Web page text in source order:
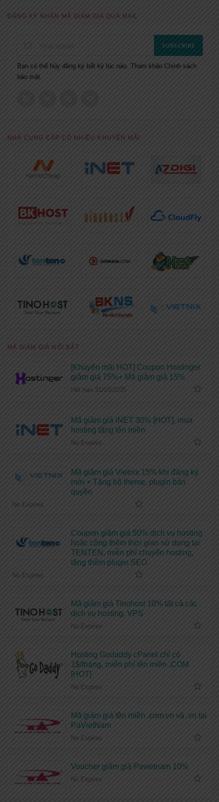
ĐĂNG KÝ NHẬN MÃ GIẢM GIÁ QUA MAIL
SUBSCRIBE
Bạn có thể hủy đăng ký bất kỳ lúc nào. Tham khảo Chính sách
bảo mật.
NHÀ CUNG CẤP CÓ NHIỀU KHUYẾN MÃI
MÃ GIẢM GIÁ NỔI BẬT
[Khuyến mãi HOT] Coupon Hostinger
giảm giá 75%+ Mã giảm giá 15%
Hết hạn 31/03/2035
Mã giảm giá iNET 30% [HOT], mua
hosting tặng tên miền
No Expires
Mã giảm giá Vietnix 15% khi đăng ký
mới + Tặng bộ theme, plugin bản
quyền
No Expires
Coupon giảm giá 50% dịch vụ hosting
hoặc cộng thêm thời gian sử dụng tại
TENTEN, miễn phí chuyển hosting,
tặng thêm plugin SEO
No Expires
Mã giảm giá Tinohost 10% tất cả các
dịch vụ hosting, VPS
No Expires
Hosting Godaddy cPanel chỉ có
1$/tháng, miễn phí tên miền .COM
[HOT]
No Expires
Mã giảm giá tên miền .com.vn và .vn tại
PaVietNam
No Expires
Voucher giảm giá Pavietnam 10%
No Expires